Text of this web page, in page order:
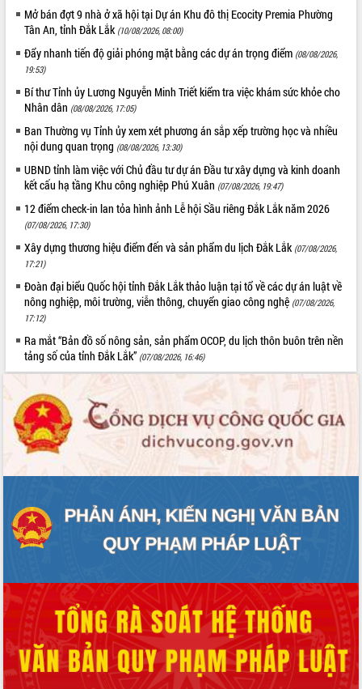
UBND tỉnh họp báo định kỳ tháng 4
năm 2026
Hội thảo khoa học “Giải pháp thúc đẩy
phát triển nền kinh tế xanh tại tỉnh
Đắk Lắk”
Tăng cường giám sát, đôn đốc thực
hàng tuần
Tháo gỡ những vướng mắc, đẩy mạnh
công tác cải cách thủ tục hành chính
tại Trung tâm Phục vụ hành chính
công tỉnh
Đắk Lắk: Tôn vinh 46 giải pháp tại Hội
thi Sáng tạo Kỹ thuật 2024 - 2025
Đắk Lắk rà soát, điều chỉnh Đề án 190
về phát triển nuôi trồng thủy sản
Phó Chủ tịch UBND tỉnh Đắk Lắk
Trương Công Thái kiểm tra thực địa
Dự án cao tốc Khánh Hòa - Buôn Ma
Thuột
Định vị cà phê Việt Nam như một “di
Xây dựng nông thôn mới: Nâng cao đời
sống người dân từ những mô hình thiết
thực
Quyết liệt tháo gỡ vướng mắc, đẩy
nhanh tiến độ các dự án trọng điểm
Hòn Yến phát triển du lịch gắn với bảo
tồn biển
Lấy ý kiến điều chỉnh Quy hoạch tỉnh
Phát động chiến dịch 30 ngày đêm
giải phóng mặt bằng Tuyến đường bộ
ven biển
Đắk Lắk nỗ lực thúc đẩy tăng trưởng
kinh tế từ 10% trở lên trong Quý
II/2026
Mở bán đợt 9 nhà ở xã hội tại Dự án Khu đô thị Ecocity Premia Phường
Tân An, tỉnh Đắk Lắk (10/08/2026, 08:00)
Đẩy nhanh tiến độ giải phóng mặt bằng các dự án trọng điểm (08/08/2026,
19:53)
Bí thư Tỉnh ủy Lương Nguyễn Minh Triết kiểm tra việc khám sức khỏe cho
Nhân dân (08/08/2026, 17:05)
Ban Thường vụ Tỉnh ủy xem xét phương án sắp xếp trường học và nhiều
nội dung quan trọng (08/08/2026, 13:30)
UBND tỉnh làm việc với Chủ đầu tư dự án Đầu tư xây dựng và kinh doanh
kết cấu hạ tầng Khu công nghiệp Phú Xuân (07/08/2026, 19:47)
12 điểm check-in lan tỏa hình ảnh Lễ hội Sầu riêng Đắk Lắk năm 2026
(07/08/2026, 17:30)
Xây dựng thương hiệu điểm đến và sản phẩm du lịch Đắk Lắk (07/08/2026,
17:21)
Đoàn đại biểu Quốc hội tỉnh Đắk Lắk thảo luận tại tổ về các dự án luật về
nông nghiệp, môi trường, viễn thông, chuyển giao công nghệ (07/08/2026,
17:12)
Ra mắt “Bản đồ số nông sản, sản phẩm OCOP, du lịch thôn buôn trên nền
tảng số của tỉnh Đắk Lắk” (07/08/2026, 16:46)